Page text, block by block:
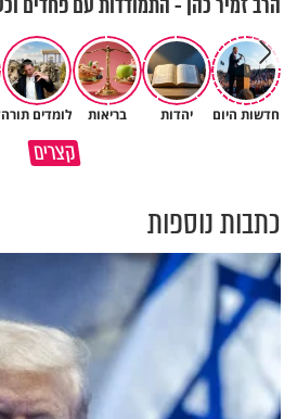
חדשות היום יהדות בריאות לומדים תורה
קצרים
חלמתם על שריפה? 🔥 אל
תיבהלו! כנסו לגלות את פתרון
כתבות נוספות